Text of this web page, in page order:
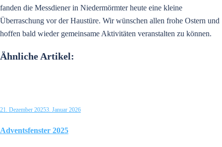
fanden die Messdiener in Niedermörmter heute eine kleine
Überraschung vor der Haustüre. Wir wünschen allen frohe Ostern und
hoffen bald wieder gemeinsame Aktivitäten veranstalten zu können.
Ähnliche Artikel:
21. Dezember 20253. Januar 2026
Adventsfenster 2025